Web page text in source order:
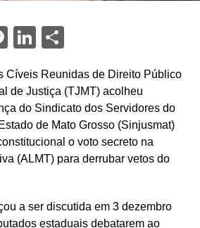
Messenger
LinkedIn
Share
Cíveis Reunidas de Direito Público
de Justiça (TJMT) acolheu
do Sindicato dos Servidores do
de Mato Grosso (Sinjusmat)
o voto secreto na
(ALMT) para derrubar vetos do
a ser discutida em 3 dezembro
estaduais debatarem ao